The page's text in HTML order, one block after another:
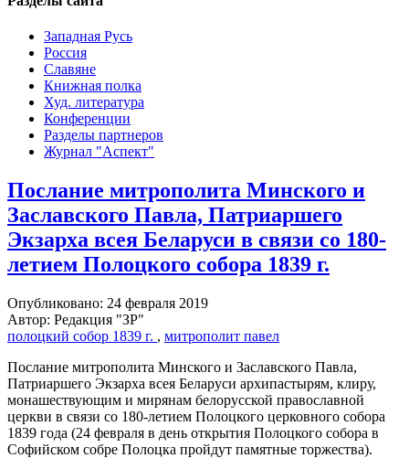
Западная Русь
Россия
Славяне
Книжная полка
Худ. литература
Конференции
Разделы партнеров
Журнал "Аспект"
Послание митрополита Минского и
Заславского Павла, Патриаршего
Экзарха всея Беларуси в связи со 180-
летием Полоцкого собора 1839 г.
Опубликовано: 24 февраля 2019
Автор: Редакция "ЗР"
полоцкий собор 1839 г. , митрополит павел
Послание митрополита Минского и Заславского Павла,
Патриаршего Экзарха всея Беларуси архипастырям, клиру,
монашествующим и мирянам белорусской православной
церкви в связи со 180-летием Полоцкого церковного собора
1839 года (24 февраля в день открытия Полоцкого собора в
Софийском собре Полоцка пройдут памятные торжества).